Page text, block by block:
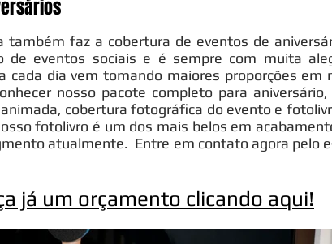
também faz a cobertura de eventos de
de eventos sociais e é sempre com muita
cada dia vem tomando maiores proporções em
nosso pacote completo para
cobertura fotográfica do evento e
fotolivro é um dos mais belos em
atualmente. Entre em contato agora pelo
já um orçamento clicando aqui!